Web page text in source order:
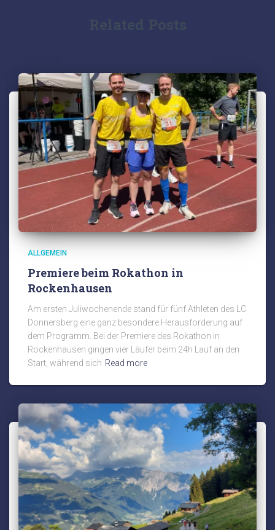
ALLGEMEIN
Premiere beim Rokathon in
Rockenhausen
Am ersten Juliwochenende stand für fünf Athleten des LC
Donnersberg eine ganz besondere Herausforderung auf
dem Programm. Bei der Premiere des Rokathon in
Rockenhausen gingen vier Läufer beim 24h Lauf an den
Start, während sich Read more